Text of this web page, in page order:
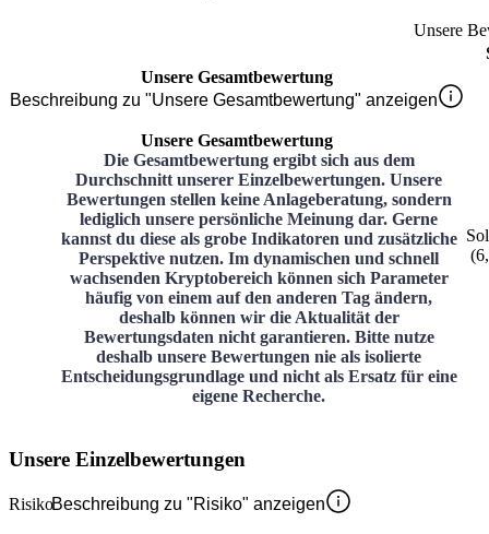
Unsere
Unsere Gesamtbewertung
Beschreibung zu "Unsere Gesamtbewertung" anzeigen
Unsere Gesamtbewertung
Die Gesamtbewertung ergibt sich aus dem
Durchschnitt unserer Einzelbewertungen. Unsere
Bewertungen stellen keine Anlageberatung, sondern
lediglich unsere persönliche Meinung dar. Gerne
kannst du diese als grobe Indikatoren und zusätzliche
Perspektive nutzen. Im dynamischen und schnell
wachsenden Kryptobereich können sich Parameter
häufig von einem auf den anderen Tag ändern,
deshalb können wir die Aktualität der
Bewertungsdaten nicht garantieren. Bitte nutze
deshalb unsere Bewertungen nie als isolierte
Entscheidungsgrundlage und nicht als Ersatz für eine
eigene Recherche.
(
Unsere Einzelbewertungen
RisikoBeschreibung zu "Risiko" anzeigen